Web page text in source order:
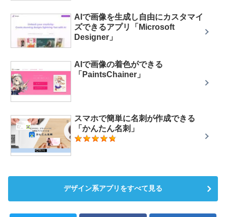
AIで画像を生成し自由にカスタマイ
ズできるアプリ「Microsoft
Designer」
AIで画像の着色ができる
「PaintsChainer」
スマホで簡単に名刺が作成できる
「かんたん名刺」
デザイン系アプリをすべて見る